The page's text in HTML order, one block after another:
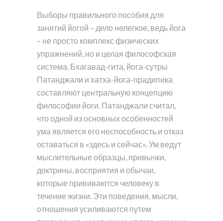
Выборы правильного пособия для
занятий йогой – дело нелегкое, ведь йога
– не просто комплекс физических
упражнений, но и целая философская
система. Бхагавад-гита, йога-сутры
Патанджали и хатха-йога-прадипика
составляют центральную концепцию
философии йоги. Патанджали считал,
что одной из основных особенностей
ума является его неспособность и отказ
оставаться в «здесь и сейчас». Ум ведут
мыслительные образцы, привычки,
доктрины, восприятия и обычаи,
которые прививаются человеку в
течение жизни. Эти поведения, мысли,
отношения усиливаются путем